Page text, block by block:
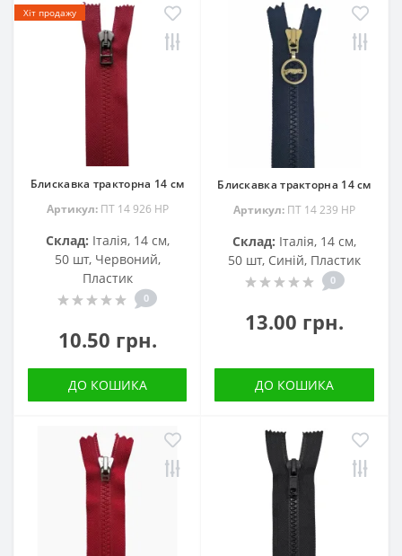
Хіт продажу
Блискавка тракторна 14 см
Артикул:ПТ 14 926 НР
Склад: Італія, 14 см,
50 шт, Червоний,
Пластик
0
10.50 грн.
ДО КОШИКА
Блискавка тракторна 14 см
Артикул: ПТ 14 239 НР
Склад: Італія, 14 см,
50 шт, Синій, Пластик
0
13.00 грн.
ДО КОШИКА